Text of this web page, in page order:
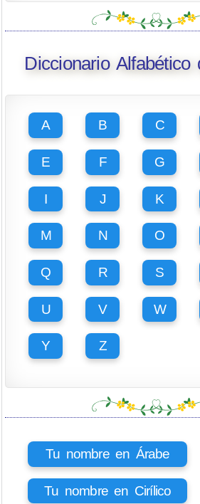
Diccionario Alfabético
A B C
E F G
I J K
M N O
Q R S
U V W
Y Z
Tu nombre en Árabe
Tu nombre en Cirílico